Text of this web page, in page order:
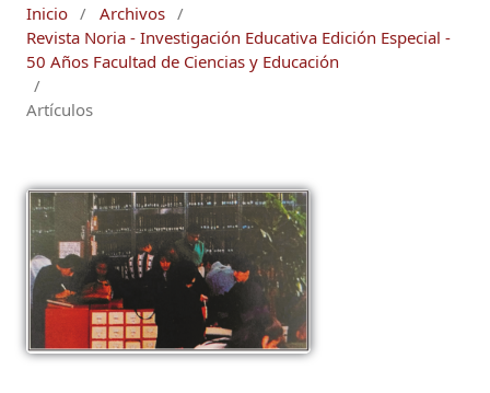
Inicio / Archivos /
Revista Noria - Investigación Educativa Edición Especial -
50 Años Facultad de Ciencias y Educación
/
Artículos